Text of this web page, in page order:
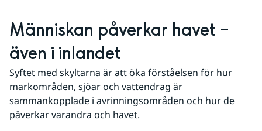
Människan påverkar havet –
även i inlandet
Syftet med skyltarna är att öka förståelsen för hur
markområden, sjöar och vattendrag är
sammankopplade i avrinningsområden och hur de
påverkar varandra och havet.